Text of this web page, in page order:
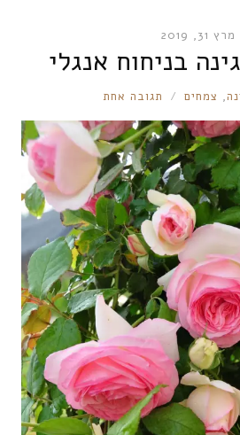
מרץ 31, 2019
בניחוח אנגלי
, צמחים תגובה אחת